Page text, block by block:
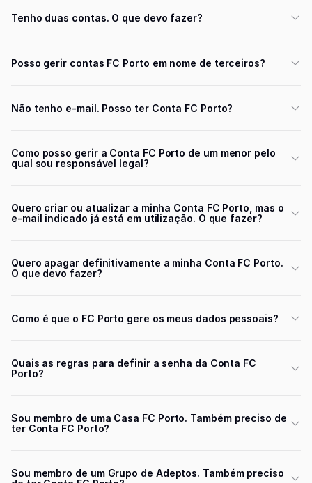
Tenho duas contas. O que devo fazer?
Posso gerir contas FC Porto em nome de terceiros?
Não tenho e-mail. Posso ter Conta FC Porto?
Como posso gerir a Conta FC Porto de um menor pelo
qual sou responsável legal?
Quero criar ou atualizar a minha Conta FC Porto, mas o
e-mail indicado já está em utilização. O que fazer?
Quero apagar definitivamente a minha Conta FC Porto.
O que devo fazer?
Como é que o FC Porto gere os meus dados pessoais?
Quais as regras para definir a senha da Conta FC
Porto?
Sou membro de uma Casa FC Porto. Também preciso de
ter Conta FC Porto?
Sou membro de um Grupo de Adeptos. Também preciso